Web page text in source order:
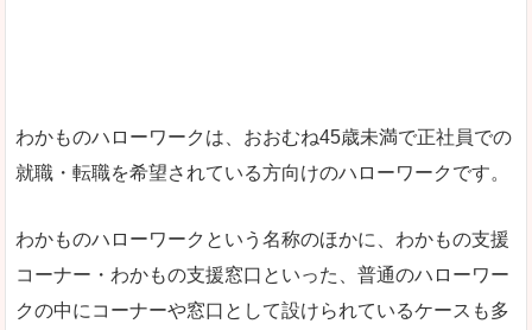
わかものハローワークは、おおむね45歳未満で正社員での
就職・転職を希望されている方向けのハローワークです。
わかものハローワークという名称のほかに、わかもの支援
コーナー・わかもの支援窓口といった、普通のハローワー
クの中にコーナーや窓口として設けられているケースも多